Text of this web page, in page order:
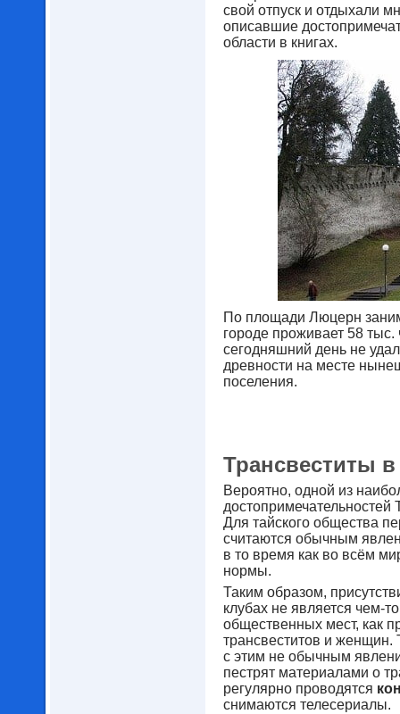
свой отпуск и отдыхали
описавшие
области в книгах.
По площади Люцерн
городе проживает 58 тыс.
сегодняшний день не
древности на месте
поселения.
Трансвеститы
Вероятно, одной из
Для тайского общества
считаются обычным
в то время как во всём
нормы.
Таким образом,
клубах не является чем-
общественных мест, как
трансвеститов и женщин.
с этим не обычным
пестрят материалами о
регулярно проводятся
снимаются телесериалы.